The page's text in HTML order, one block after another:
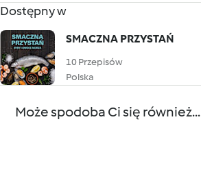
Dostępny w
SMACZNA PRZYSTAŃ
10 Przepisów
Polska
Może spodoba Ci się również...